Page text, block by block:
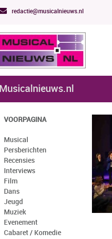
redactie@musicalnieuws.nl
Musicalnieuws.nl
VOORPAGINA
Musical
Persberichten
Recensies
Interviews
Film
Dans
Jeugd
Muziek
Evenement
Cabaret / Komedie